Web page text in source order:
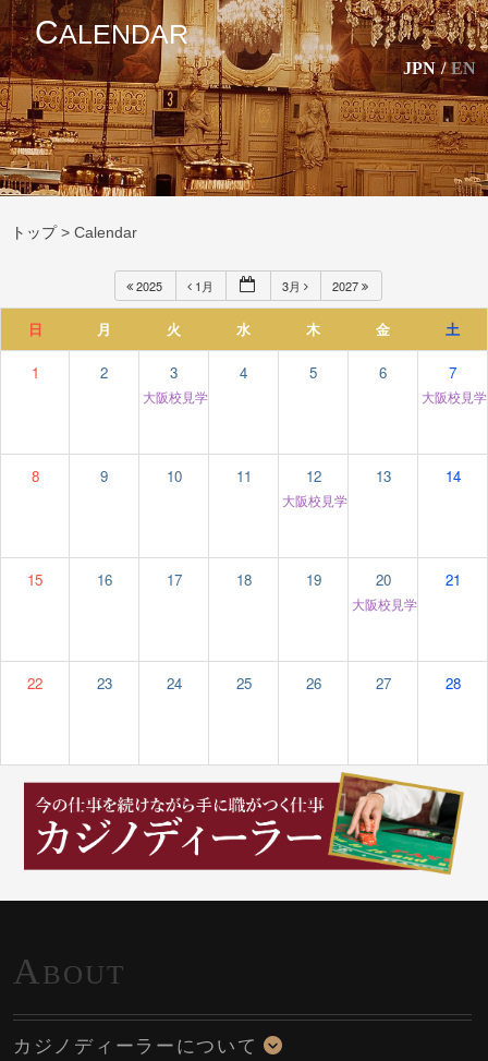
CALENDAR
JPN / EN
トップ> Calendar
2025 1月 3月 2027
日 月 火 水 木 金 土
1 2 3
大阪校見学＆個別相談
4 5 6 7
大阪校見
8 9 10 11 12
大阪校見学＆個別相談
13 14
15 16 17 18 19 20
大阪校見学＆個別相談
21
22 23 24 25 26 27 28
A BOUT
カジノディーラーについて